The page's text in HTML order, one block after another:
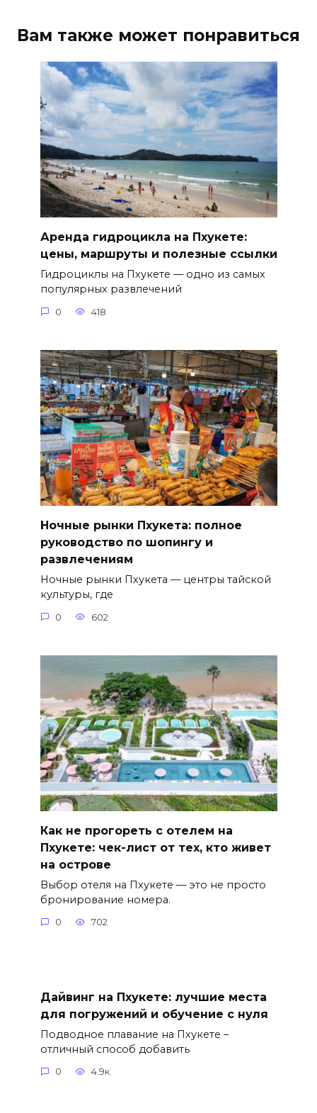
Вам также может понравиться
Аренда гидроцикла на Пхукете:
цены, маршруты и полезные ссылки
Гидроциклы на Пхукете — одно из самых
популярных развлечений
0 418
Ночные рынки Пхукета: полное
руководство по шопингу и
развлечениям
Ночные рынки Пхукета — центры тайской
культуры, где
0 602
Как не прогореть с отелем на
Пхукете: чек-лист от тех, кто живет
на острове
Выбор отеля на Пхукете — это не просто
бронирование номера.
0 702
Дайвинг на Пхукете: лучшие места
для погружений и обучение с нуля
Подводное плавание на Пхукете –
отличный способ добавить
0 4.9к.